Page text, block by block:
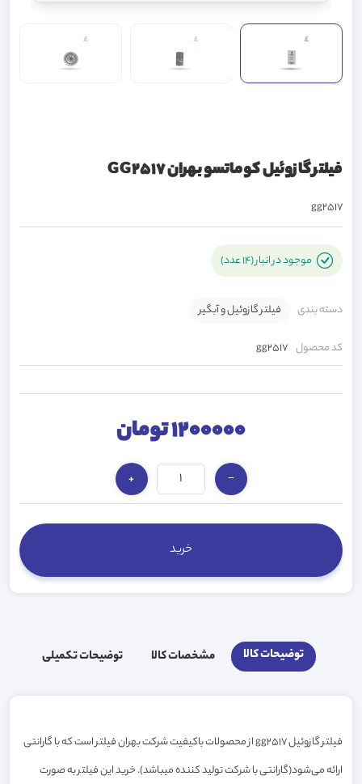
فیلتر گازوئیل کوماتسو بهران GG2517
gg2517
موجود در انبار (14 عدد)
دسته بندی فیلتر گازوئیل و آبگیر
کد محصول gg2517
1200000 تومان
−
+
توضیحات کالا مشخصات کالا توضیحات تکمیلی
فیلتر گازوئیل gg2517 از محصولات باکیفیت شرکت بهران فیلتر است که با گارانتی
ارائه می‌شود(گارانتی با شرکت تولید کننده میباشد). خرید این فیلتر به صورت